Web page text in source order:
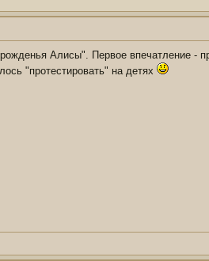
Алисы". Первое впечатление -
"протестировать" на детях